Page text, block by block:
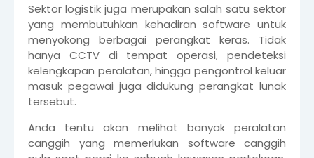
Sektor logistik juga merupakan salah satu sektor
yang membutuhkan kehadiran software untuk
menyokong berbagai perangkat keras. Tidak
hanya CCTV di tempat operasi, pendeteksi
kelengkapan peralatan, hingga pengontrol keluar
masuk pegawai juga didukung perangkat lunak
tersebut.
Anda tentu akan melihat banyak peralatan
canggih yang memerlukan software canggih